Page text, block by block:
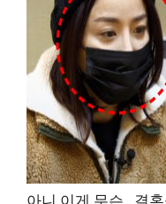
아니 이게 무슨.. 결